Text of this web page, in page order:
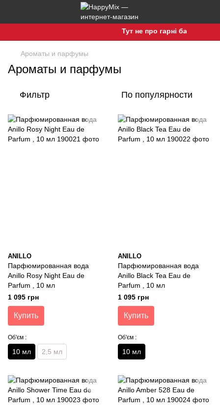
Тут не про гарні баночки, а
Ароматы и парфумы
Ароматы и парфумы
Фильтр По популярности
ANILLO
Парфюмированная вода
Anillo Rosy Night Eau de
Parfum , 10 мл
1 095 грн
Купить
Об'єм :
10 мл 2,5 мл
ANILLO
Парфюмированная вода
Anillo Black Tea Eau de
Parfum , 10 мл
1 095 грн
Купить
Об'єм :
10 мл